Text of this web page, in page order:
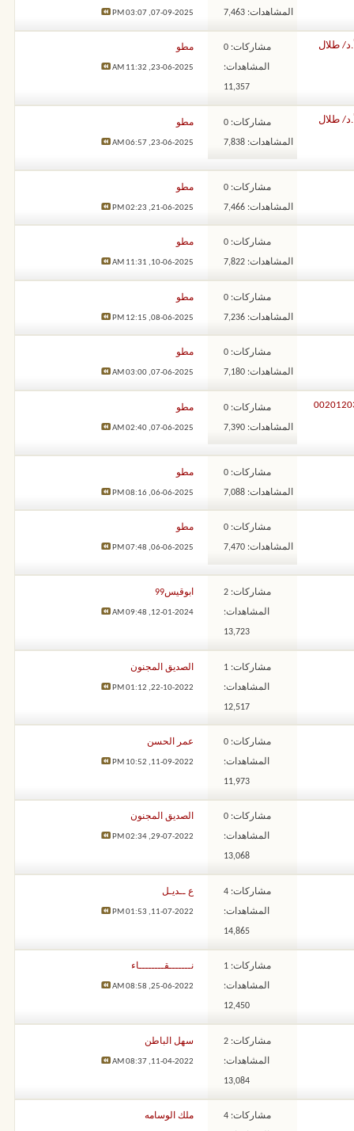
المشاهدات: 7,463 07-09-2025,
03:07 PM
طلال مشاركات: 0
المشاهدات:
11,357
مطو
23-06-2025,
11:32 AM
طلال مشاركات: 0
المشاهدات: 7,838
مطو
23-06-2025,
06:57 AM
مشاركات: 0
المشاهدات: 7,466
مطو
21-06-2025,
02:23 PM
مشاركات: 0
المشاهدات: 7,822
مطو
10-06-2025,
11:31 AM
مشاركات: 0
المشاهدات: 7,236
مطو
08-06-2025,
12:15 PM
مشاركات: 0
المشاهدات: 7,180
مطو
07-06-2025,
03:00 AM
طلال نور – 00201203443373 مشاركات: 0
المشاهدات: 7,390
مطو
07-06-2025,
02:40 AM
مشاركات: 0
المشاهدات: 7,088
مطو
06-06-2025,
08:16 PM
مشاركات: 0
المشاهدات: 7,470
مطو
06-06-2025,
07:48 PM
مشاركات: 2
المشاهدات:
13,723
ابوقيس99
12-01-2024,
09:48 AM
مشاركات: 1
المشاهدات:
12,517
الصديق المجنون
22-10-2022,
01:12 PM
مشاركات: 0
المشاهدات:
11,973
عمر الحسن
11-09-2022,
10:52 PM
مشاركات: 0
المشاهدات:
13,068
الصديق المجنون
29-07-2022,
02:34 PM
مشاركات: 4
المشاهدات:
14,865
ع ــديـل
11-07-2022,
01:53 PM
مشاركات: 1
المشاهدات:
12,450
نـــــــقــــــــاء
25-06-2022,
08:58 AM
مشاركات: 2
المشاهدات:
13,084
سهل الباطن
11-04-2022,
08:37 AM
مشاركات: 4 ملك الوسامه